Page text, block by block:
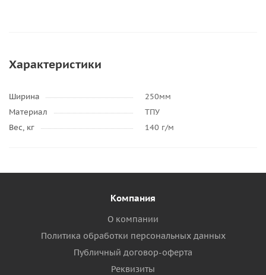
Характеристики
Ширина
250мм
Материал
ТПУ
Вес, кг
140 г/м
Компания
О компании
Политика обработки персональных данных
Публичный договор-оферта
Реквизиты